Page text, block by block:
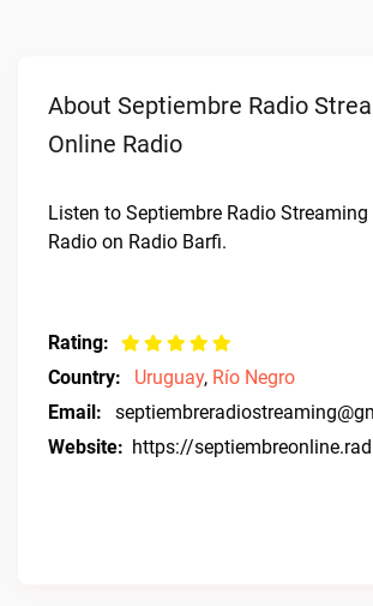
About Septiembre Radio
Online Radio
Listen to Septiembre Radio
Radio on Radio Barfi.
Rating:
Country:
Uruguay, Río Negro
Email:
Website: https://